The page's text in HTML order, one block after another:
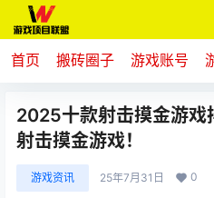
首页 搬砖圈子 游戏账号
2025十款射击摸金游戏
射击摸金游戏！
游戏资讯 25年7月31日 0